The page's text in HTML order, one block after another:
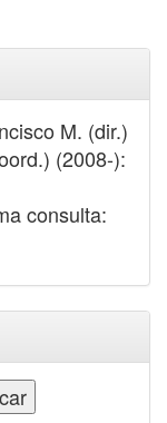
M. (dir.)
(2008-):
consulta: